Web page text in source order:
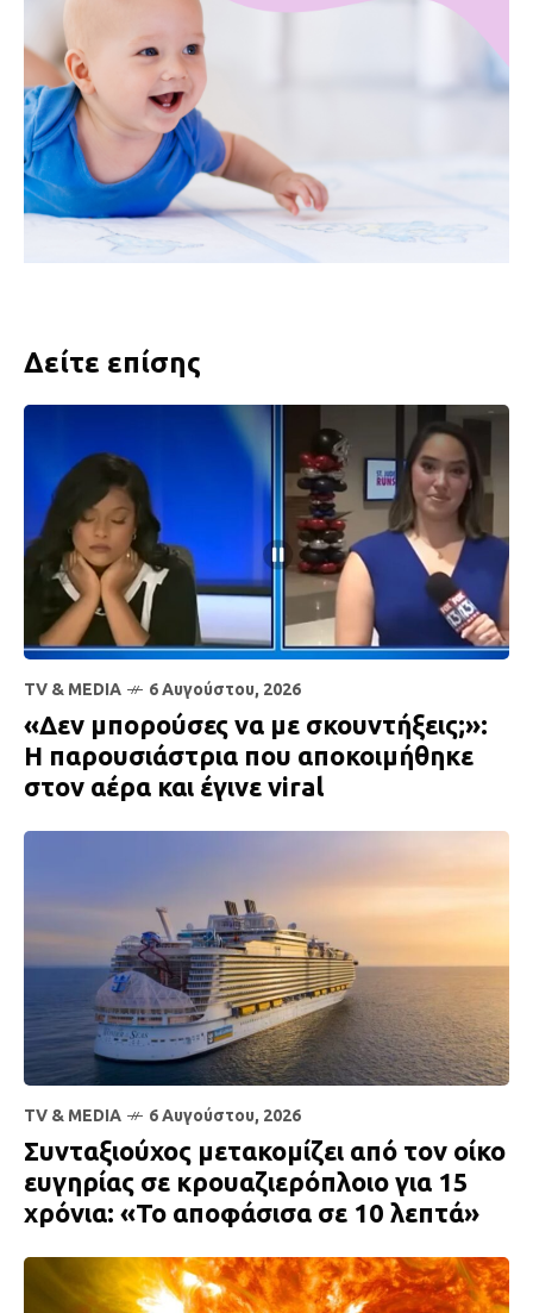
Δείτε επίσης
TV & MEDIA 6 Αυγούστου, 2026
«Δεν μπορούσες να με σκουντήξεις;»:
Η παρουσιάστρια που αποκοιμήθηκε
στον αέρα και έγινε viral
TV & MEDIA 6 Αυγούστου, 2026
Συνταξιούχος μετακομίζει από τον οίκο
ευγηρίας σε κρουαζιερόπλοιο για 15
χρόνια: «Το αποφάσισα σε 10 λεπτά»